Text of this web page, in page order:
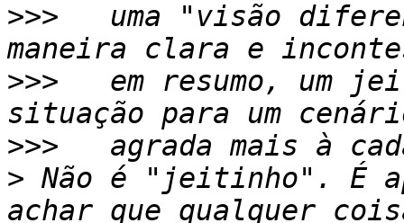
>>>
uma "visão
>>>
em resumo, um
>>>
> Não é "jeitinho". É